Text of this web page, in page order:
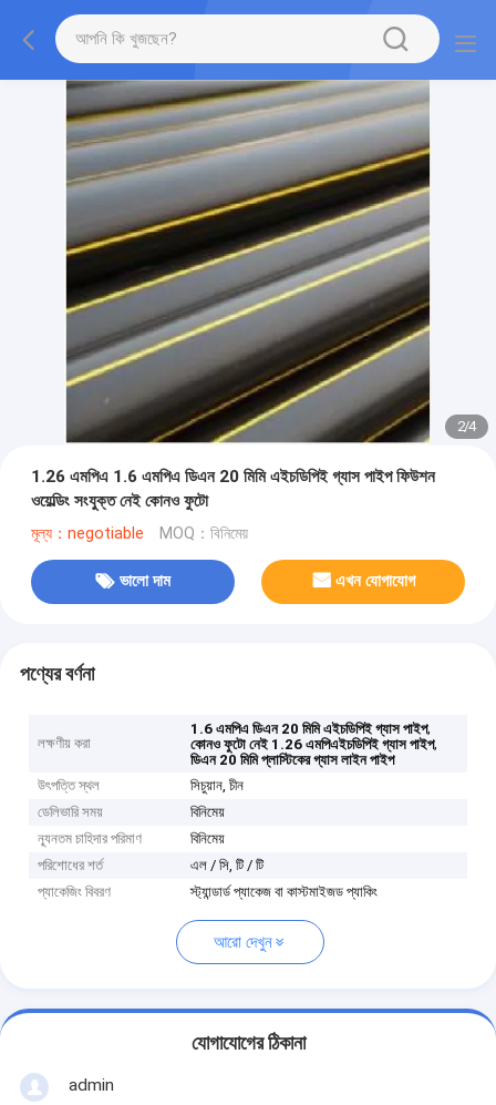
2/4
1.26 এমপিএ 1.6 এমপিএ ডিএন 20 মিমি এইচডিপিই গ্যাস পাইপ ফিউশন
ওয়েল্ডিং সংযুক্ত নেই কোনও ফুটো
মূল্য：negotiable MOQ：বিনিমেয়
ভালো দাম এখন যোগাযোগ
পণ্যের বর্ণনা
লক্ষণীয় করা
1.6 এমপিএ ডিএন 20 মিমি এইচডিপিই গ্যাস পাইপ,
কোনও ফুটো নেই 1.26 এমপিএইচডিপিই গ্যাস পাইপ,
ডিএন 20 মিমি প্লাস্টিকের গ্যাস লাইন পাইপ
উৎপত্তি স্থল
সিচুয়ান, চীন
ডেলিভারি সময়
বিনিমেয়
ন্যূনতম চাহিদার পরিমাণ
বিনিমেয়
পরিশোধের শর্ত
এল / সি, টি / টি
প্যাকেজিং বিবরণ
স্ট্যান্ডার্ড প্যাকেজ বা কাস্টমাইজড প্যাকিং
আরো দেখুন
যোগাযোগের ঠিকানা
admin